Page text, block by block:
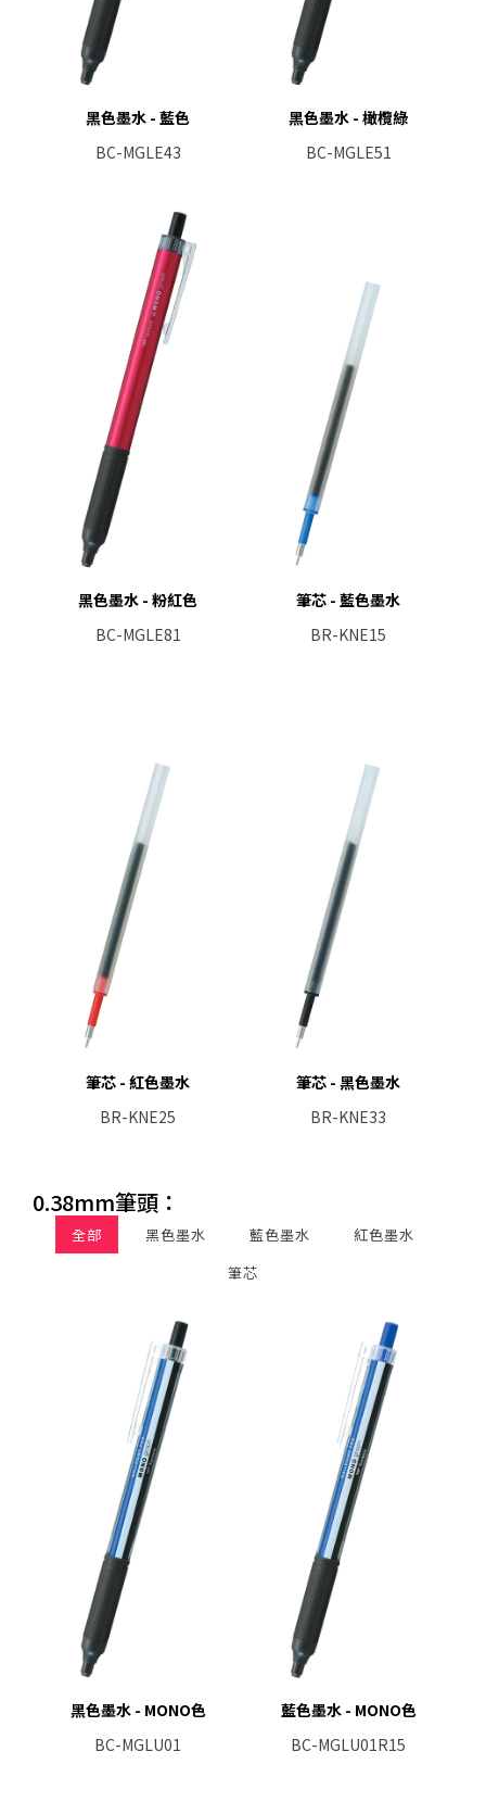
黑色墨水 - 藍色
BC-MGLE43
黑色墨水 - 橄欖綠
BC-MGLE51
黑色墨水 - 粉紅色
BC-MGLE81
筆芯 - 藍色墨水
BR-KNE15
筆芯 - 紅色墨水
BR-KNE25
筆芯 - 黑色墨水
BR-KNE33
0.38mm筆頭：
全部 黑色墨水 藍色墨水
紅色墨水
筆芯
黑色墨水 - MONO色
BC-MGLU01
藍色墨水 - MONO色
BC-MGLU01R15